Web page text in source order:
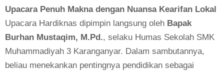
Upacara Penuh Makna dengan Nuansa Kearifan Lokal
Upacara Hardiknas dipimpin langsung oleh Bapak
Burhan Mustaqim, M.Pd., selaku Humas Sekolah SMK
Muhammadiyah 3 Karanganyar. Dalam sambutannya,
beliau menekankan pentingnya pendidikan sebagai